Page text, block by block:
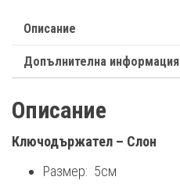
Описание
Допълнителна информация
Описание
Ключодържател – Слон
Размер: 5см